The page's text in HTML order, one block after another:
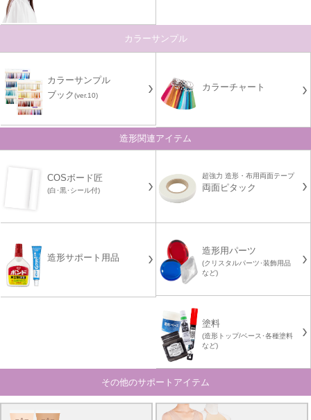
カラーサンプル
カラーサンプル
ブック(ver.10)
カラーチャート
造形関連アイテム
COSボード匠
(白･黒･シール付)
超強力 造形・布用両面テープ
両面ピタック
造形サポート用品
造形用パーツ
(クリスタルパーツ･装飾用品
など)
塗料
(造形トップ/ベース･各種塗料
など)
その他のサポートアイテム